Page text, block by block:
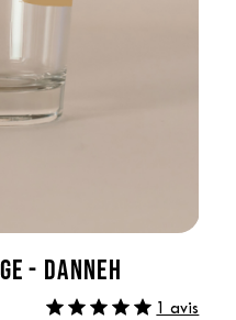
- DANNEH
1 avis